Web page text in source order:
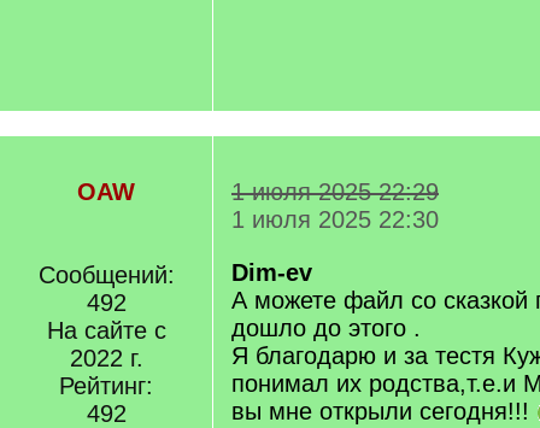
OAW
Сообщений:
492
На сайте с
2022 г.
Рейтинг:
492
1 июля 2025 22:29
1 июля 2025 22:30
Dim-ev
А можете файл со сказкой
дошло до этого .
Я благодарю и за тестя
понимал их родства,т.е.и
вы мне открыли сегодня!!!